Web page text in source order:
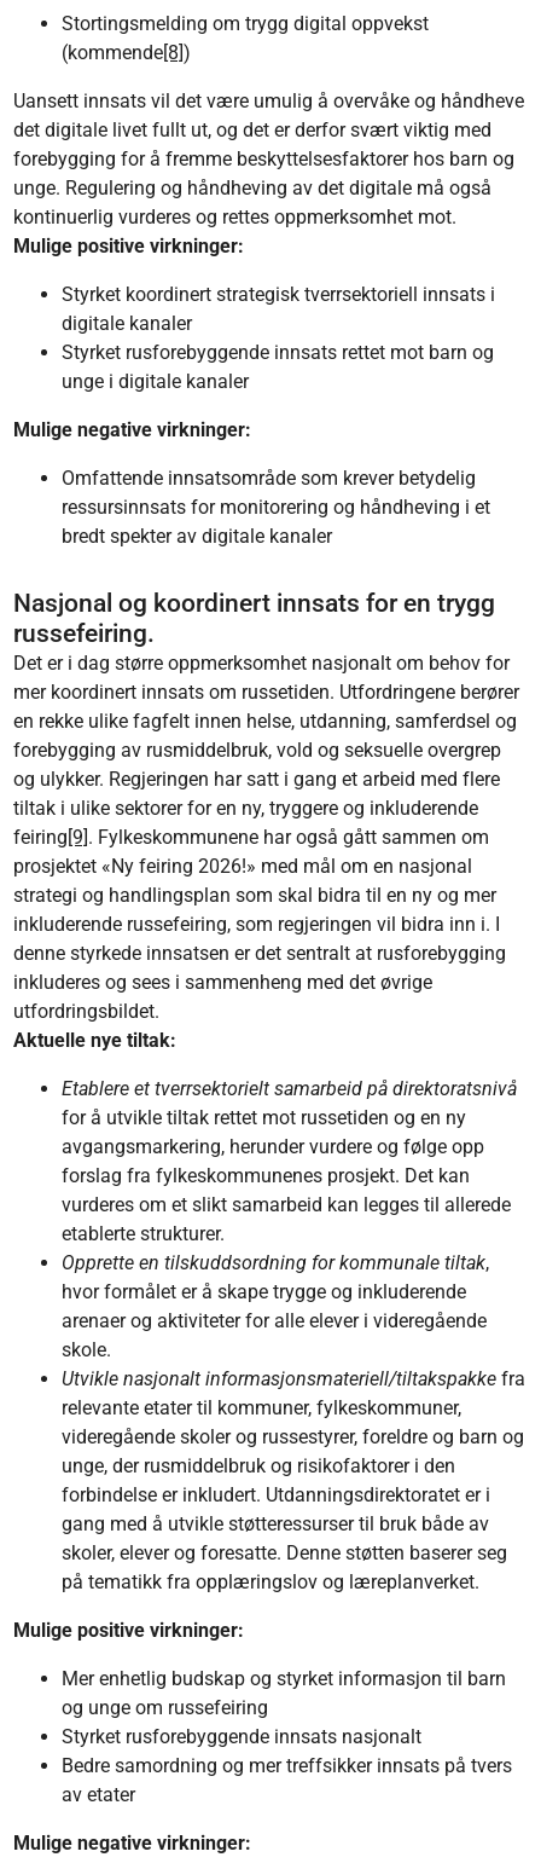
Stortingsmelding om trygg digital oppvekst
(kommende[8])
Uansett innsats vil det være umulig å overvåke og håndheve
det digitale livet fullt ut, og det er derfor svært viktig med
forebygging for å fremme beskyttelsesfaktorer hos barn og
unge. Regulering og håndheving av det digitale må også
kontinuerlig vurderes og rettes oppmerksomhet mot.
Mulige positive virkninger:
Styrket koordinert strategisk tverrsektoriell innsats i
digitale kanaler
Styrket rusforebyggende innsats rettet mot barn og
unge i digitale kanaler
Mulige negative virkninger:
Omfattende innsatsområde som krever betydelig
ressursinnsats for monitorering og håndheving i et
bredt spekter av digitale kanaler
Nasjonal og koordinert innsats for en trygg
russefeiring.
Det er i dag større oppmerksomhet nasjonalt om behov for
mer koordinert innsats om russetiden. Utfordringene berører
en rekke ulike fagfelt innen helse, utdanning, samferdsel og
forebygging av rusmiddelbruk, vold og seksuelle overgrep
og ulykker. Regjeringen har satt i gang et arbeid med flere
tiltak i ulike sektorer for en ny, tryggere og inkluderende
feiring [9]. Fylkeskommunene har også gått sammen om
prosjektet «Ny feiring 2026!» med mål om en nasjonal
strategi og handlingsplan som skal bidra til en ny og mer
inkluderende russefeiring, som regjeringen vil bidra inn i. I
denne styrkede innsatsen er det sentralt at rusforebygging
inkluderes og sees i sammenheng med det øvrige
utfordringsbildet.
Aktuelle nye tiltak:
Etablere et tverrsektorielt samarbeid på direktoratsnivå
for å utvikle tiltak rettet mot russetiden og en ny
avgangsmarkering, herunder vurdere og følge opp
forslag fra fylkeskommunenes prosjekt. Det kan
vurderes om et slikt samarbeid kan legges til allerede
etablerte strukturer.
Opprette en tilskuddsordning for kommunale tiltak,
hvor formålet er å skape trygge og inkluderende
arenaer og aktiviteter for alle elever i videregående
skole.
Utvikle nasjonalt informasjonsmateriell/tiltakspakke fra
relevante etater til kommuner, fylkeskommuner,
videregående skoler og russestyrer, foreldre og barn og
unge, der rusmiddelbruk og risikofaktorer i den
forbindelse er inkludert. Utdanningsdirektoratet er i
gang med å utvikle støtteressurser til bruk både av
skoler, elever og foresatte. Denne støtten baserer seg
på tematikk fra opplæringslov og læreplanverket.
Mulige positive virkninger:
Mer enhetlig budskap og styrket informasjon til barn
og unge om russefeiring
Styrket rusforebyggende innsats nasjonalt
Bedre samordning og mer treffsikker innsats på tvers
av etater
Mulige negative virkninger: